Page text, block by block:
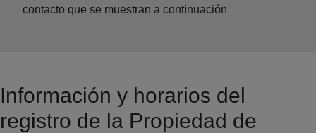
contacto que se muestran a continuación
Información y horarios del
registro de la Propiedad de